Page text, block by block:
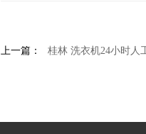
上一篇： 桂林 洗衣机24小时人